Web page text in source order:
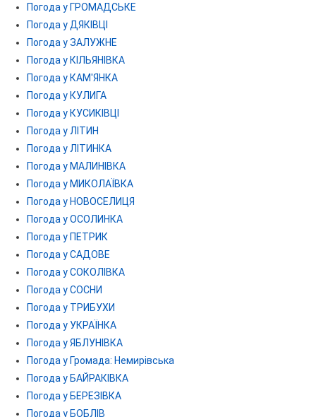
Погода у ГРОМАДСЬКЕ
Погода у ДЯКІВЦІ
Погода у ЗАЛУЖНЕ
Погода у КІЛЬЯНІВКА
Погода у КАМ'ЯНКА
Погода у КУЛИГА
Погода у КУСИКІВЦІ
Погода у ЛІТИН
Погода у ЛІТИНКА
Погода у МАЛИНІВКА
Погода у МИКОЛАЇВКА
Погода у НОВОСЕЛИЦЯ
Погода у ОСОЛИНКА
Погода у ПЕТРИК
Погода у САДОВЕ
Погода у СОКОЛІВКА
Погода у СОСНИ
Погода у ТРИБУХИ
Погода у УКРАЇНКА
Погода у ЯБЛУНІВКА
Погода у Громада: Немирівська
Погода у БАЙРАКІВКА
Погода у БЕРЕЗІВКА
Погода у БОБЛІВ